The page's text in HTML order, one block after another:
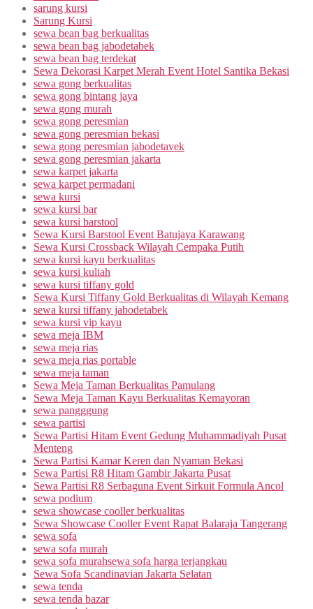
sarung kursi
Sarung Kursi
sewa bean bag berkualitas
sewa bean bag jabodetabek
sewa bean bag terdekat
Sewa Dekorasi Karpet Merah Event Hotel Santika Bekasi
sewa gong berkualitas
sewa gong bintang jaya
sewa gong murah
sewa gong peresmian
sewa gong peresmian bekasi
sewa gong peresmian jabodetavek
sewa gong peresmian jakarta
sewa karpet jakarta
sewa karpet permadani
sewa kursi
sewa kursi bar
sewa kursi barstool
Sewa Kursi Barstool Event Batujaya Karawang
Sewa Kursi Crossback Wilayah Cempaka Putih
sewa kursi kayu berkualitas
sewa kursi kuliah
sewa kursi tiffany gold
Sewa Kursi Tiffany Gold Berkualitas di Wilayah Kemang
sewa kursi tiffany jabodetabek
sewa kursi vip kayu
sewa meja IBM
sewa meja rias
sewa meja rias portable
sewa meja taman
Sewa Meja Taman Berkualitas Pamulang
Sewa Meja Taman Kayu Berkualitas Kemayoran
sewa pangggung
sewa partisi
Sewa Partisi Hitam Event Gedung Muhammadiyah Pusat
Menteng
Sewa Partisi Kamar Keren dan Nyaman Bekasi
Sewa Partisi R8 Hitam Gambir Jakarta Pusat
Sewa Partisi R8 Serbaguna Event Sirkuit Formula Ancol
sewa podium
sewa showcase cooller berkualitas
Sewa Showcase Cooller Event Rapat Balaraja Tangerang
sewa sofa
sewa sofa murah
sewa sofa murahsewa sofa harga terjangkau
Sewa Sofa Scandinavian Jakarta Selatan
sewa tenda
sewa tenda bazar